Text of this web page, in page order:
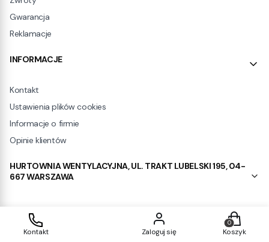
Gwarancja
Reklamacje
INFORMACJE
Kontakt
Ustawienia plików cookies
Informacje o firmie
Opinie klientów
HURTOWNIA WENTYLACYJNA, UL. TRAKT LUBELSKI 195, 04-
667 WARSZAWA
Shoper.pl
Kontakt Zaloguj się
Produkty
Koszyk